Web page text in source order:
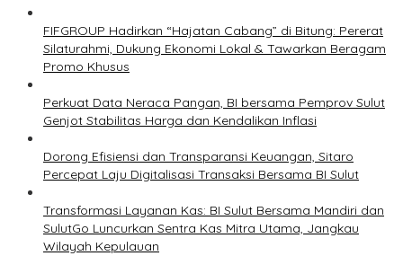
FIFGROUP Hadirkan “Hajatan Cabang” di Bitung: Pererat
Silaturahmi, Dukung Ekonomi Lokal & Tawarkan Beragam
Promo Khusus
Perkuat Data Neraca Pangan, BI bersama Pemprov Sulut
Genjot Stabilitas Harga dan Kendalikan Inflasi
Dorong Efisiensi dan Transparansi Keuangan, Sitaro
Percepat Laju Digitalisasi Transaksi Bersama BI Sulut
Transformasi Layanan Kas: BI Sulut Bersama Mandiri dan
SulutGo Luncurkan Sentra Kas Mitra Utama, Jangkau
Wilayah Kepulauan